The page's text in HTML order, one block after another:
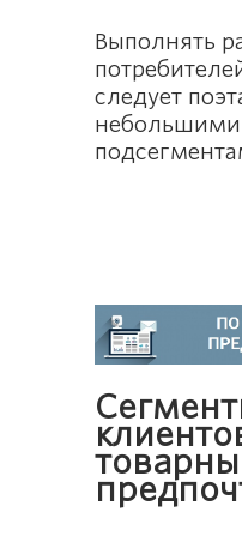
Выполнять
следует
небольшими